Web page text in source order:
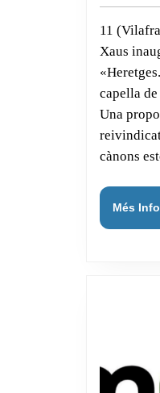
11 (Vilafranca) L’artista Pep Anton
Xaus
capella
Una
cànons
Més